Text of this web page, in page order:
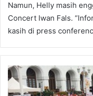
Namun, Helly masih
Concert Iwan Fals.
kasih di press